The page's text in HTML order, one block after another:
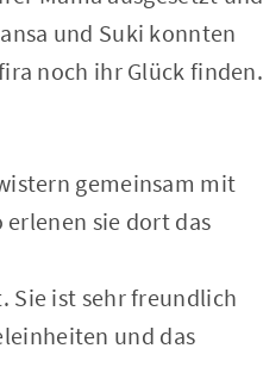
und Suki konnten
noch ihr Glück finden.
gemeinsam mit
sie dort das
Sie ist sehr freundlich
und das